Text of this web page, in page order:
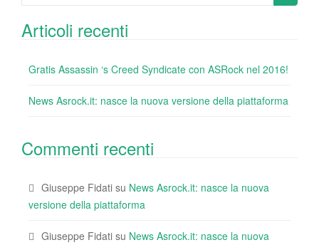
Articoli recenti
Gratis Assassin ‘s Creed Syndicate con ASRock nel 2016!
News Asrock.it: nasce la nuova versione della piattaforma
Commenti recenti
Giuseppe Fidati su News Asrock.it: nasce la nuova
versione della piattaforma
Giuseppe Fidati su News Asrock.it: nasce la nuova